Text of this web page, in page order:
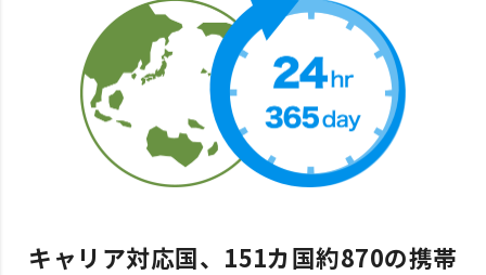
キャリア対応国、151カ国約870の携帯